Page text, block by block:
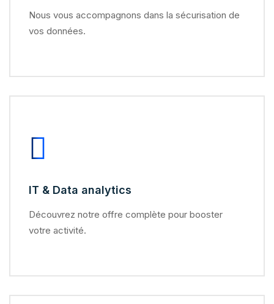
Nous vous accompagnons dans la sécurisation de
vos données.
IT & Data analytics
Découvrez notre offre complète pour booster
votre activité.